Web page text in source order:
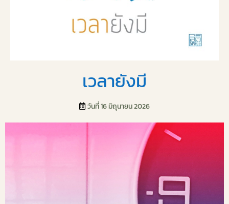
เวลายังมี
วันที่ 16 มิถุนายน 2026